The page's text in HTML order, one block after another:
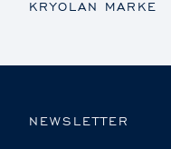
KRYOLAN MARKE
NEWSLETTER